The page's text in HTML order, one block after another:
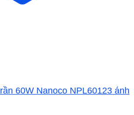
60W Nanoco NPL60123 ánh